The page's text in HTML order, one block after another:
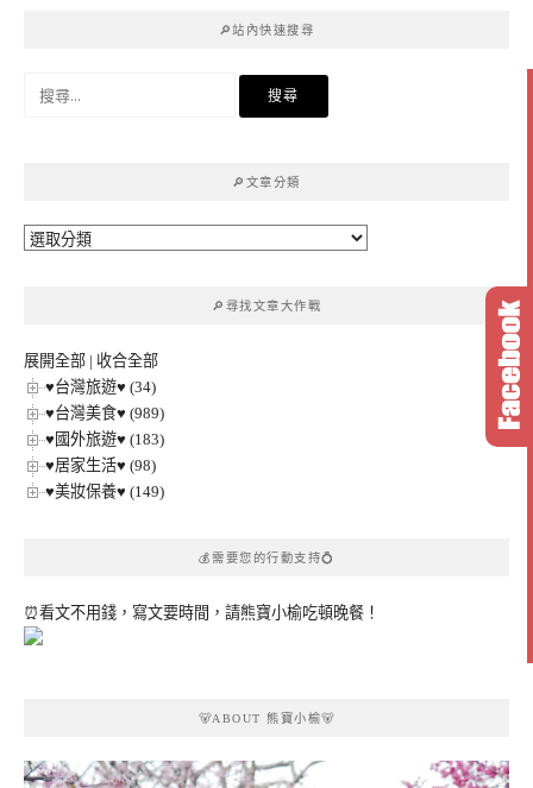
🔎站內快速搜尋
🔎文章分類
🔎
🔎尋找文章大作戰
展開全部 | 收合全部
♥台灣旅遊♥ (34)
♥台灣美食♥ (989)
♥國外旅遊♥ (183)
♥居家生活♥ (98)
♥美妝保養♥ (149)
💰需要您的行動支持💍
⏰看文不用錢，寫文要時間，請熊寶小榆吃頓晚餐！
🐻ABOUT 熊寶小榆🐻